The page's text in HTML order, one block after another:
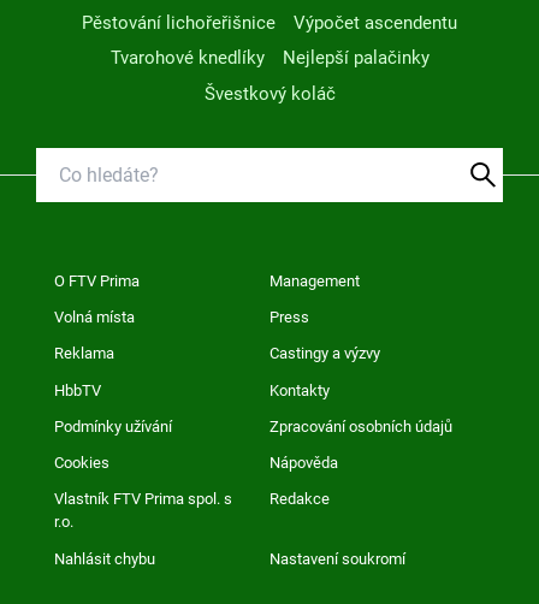
Pěstování lichořeřišnice
Výpočet ascendentu
Tvarohové knedlíky
Nejlepší palačinky
Švestkový koláč
O FTV Prima Management
Volná místa Press
Reklama Castingy a výzvy
HbbTV Kontakty
Podmínky užívání Zpracování osobních údajů
Cookies Nápověda
Vlastník FTV Prima spol. s
r.o.
Redakce
Nahlásit chybu Nastavení soukromí